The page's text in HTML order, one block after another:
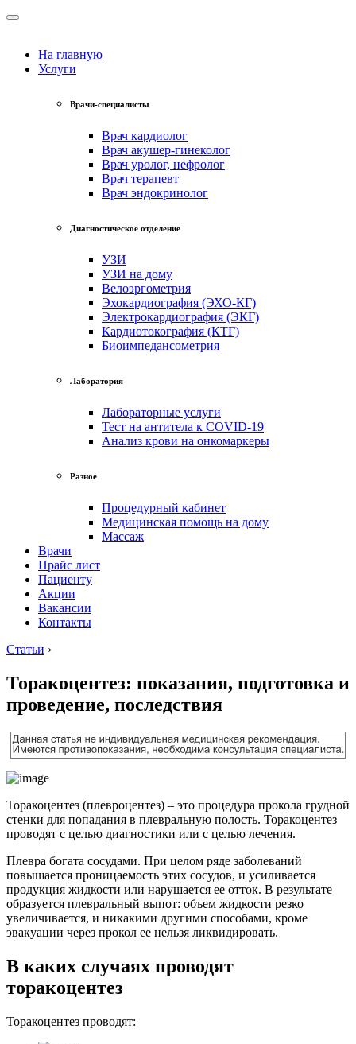
На главную
Услуги
Врачи-специалисты
Врач кардиолог
Врач акушер-гинеколог
Врач уролог, нефролог
Врач терапевт
Врач эндокринолог
Диагностическое отделение
УЗИ
УЗИ на дому
Велоэргометрия
Эхокардиография (ЭХО-КГ)
Электрокардиография (ЭКГ)
Кардиотокография (КТГ)
Биоимпедансометрия
Лаборатория
Лабораторные услуги
Тест на антитела к COVID-19
Анализ крови на онкомаркеры
Разное
Процедурный кабинет
Медицинская помощь на дому
Массаж
Врачи
Прайс лист
Пациенту
Акции
Вакансии
Контакты
Статьи ›
Торакоцентез: показания, подготовка и
проведение, последствия
Торакоцентез (плевроцентез) – это процедура прокола грудной
стенки для попадания в плевральную полость. Торакоцентез
проводят с целью диагностики или с целью лечения.
Плевра богата сосудами. При целом ряде заболеваний
повышается проницаемость этих сосудов, и усиливается
продукция жидкости или нарушается ее отток. В результате
образуется плевральный выпот: объем жидкости резко
увеличивается, и никакими другими способами, кроме
эвакуации через прокол ее нельзя ликвидировать.
В каких случаях проводят
торакоцентез
Торакоцентез проводят: